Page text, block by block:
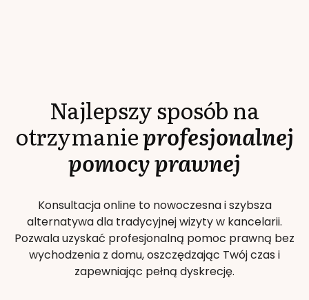
Najlepszy sposób na
otrzymanieprofesjonalnej
pomocy prawnej
Konsultacja online to nowoczesna i szybsza
alternatywa dla tradycyjnej wizyty w kancelarii.
Pozwala uzyskać profesjonalną pomoc prawną bez
wychodzenia z domu, oszczędzając Twój czas i
zapewniając pełną dyskrecję.